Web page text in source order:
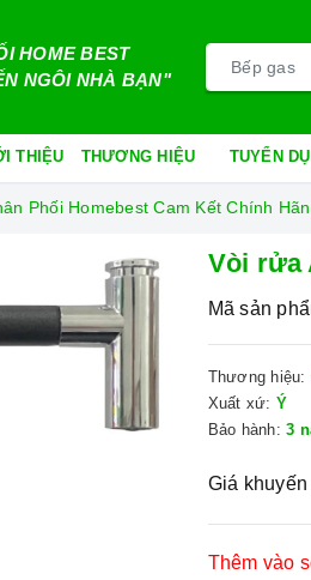
HOME BEST
NGÔI NHÀ BẠN"
THIỆU THƯƠNG HIỆU TUYỂN
Phối Homebest Cam Kết Chính
Vòi rửa
Mã sản
Thương hiệu:
Xuất xứ: Ý
Bảo hành: 3
Giá khuyến
Thêm vào